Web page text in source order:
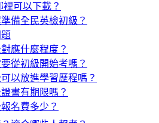
可以下載？
備全民英檢初級？
應什麼程度？
從初級開始考嗎？
以放進學習歷程嗎？
書有期限嗎？
名費多少？